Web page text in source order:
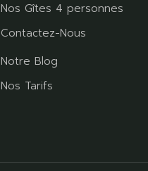
Nos Gîtes 4 personnes
Contactez-Nous
Notre Blog
Nos Tarifs